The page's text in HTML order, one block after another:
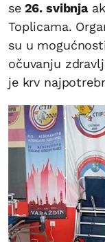
se26. svibnja
Toplicama.
su u
očuvanju
je krv